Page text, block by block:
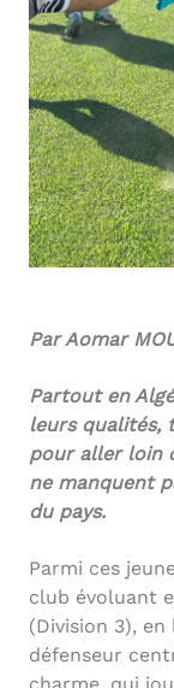
Par Aomar
Partout en
leurs qualités,
pour aller loin
ne manquent
du pays.
Parmi ces
club évoluant
(Division 3), en
défenseur
charme, qui